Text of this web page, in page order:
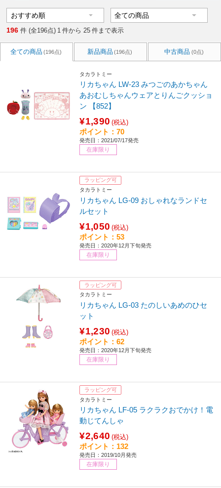
196 件 (全196点) 1 件から 25 件まで表示
全ての商品 (196点) 新品商品 (196点) 中古商品 (0点)
タカラトミー
リカちゃん LW-23 みつごのあかちゃん
あおむしちゃんウェアとりんごクッショ
ン 【852】
¥1,390 (税込)
ポイント：70
発売日：2021/07/17発売
在庫限り
ラッピング可
タカラトミー
リカちゃん LG-09 おしゃれなランドセ
ルセット
¥1,050 (税込)
ポイント：53
発売日：2020年12月下旬発売
在庫限り
ラッピング可
タカラトミー
リカちゃん LG-03 たのしいあめのひセ
ット
¥1,230 (税込)
ポイント：62
発売日：2020年12月下旬発売
在庫限り
ラッピング可
タカラトミー
リカちゃん LF-05 ラクラクおでかけ！電
動じてんしゃ
¥2,640 (税込)
ポイント：132
発売日：2019/10月発売
在庫限り